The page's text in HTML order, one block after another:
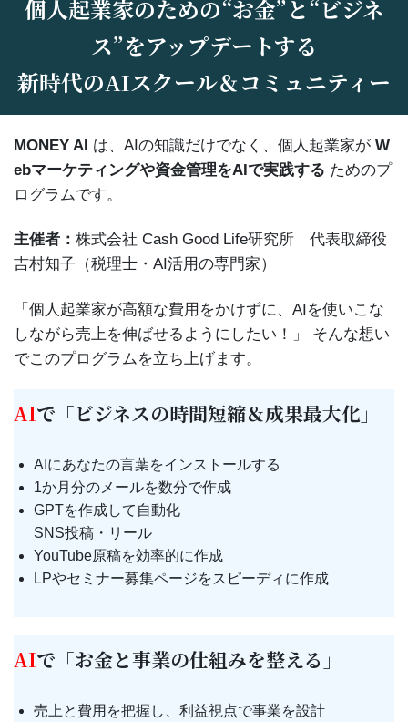
個人起業家のための“お金”と“ビジネ
ス”をアップデートする
新時代のAIスクール＆コミュニティー
MONEY AI は、AIの知識だけでなく、個人起業家が W
ebマーケティングや資金管理をAIで実践する ためのプ
ログラムです。
主催者： 株式会社 Cash Good Life研究所 代表取締役
吉村知子（税理士・AI活用の専門家）
「個人起業家が高額な費用をかけずに、AIを使いこな
しながら売上を伸ばせるようにしたい！」 そんな想い
でこのプログラムを立ち上げます。
AIで「ビジネスの時間短縮＆成果最大化」
AIにあなたの言葉をインストールする
1か月分のメールを数分で作成
GPTを作成して自動化
SNS投稿・リール
YouTube原稿を効率的に作成
LPやセミナー募集ページをスピーディに作成
AIで「お金と事業の仕組みを整える」
売上と費用を把握し、利益視点で事業を設計